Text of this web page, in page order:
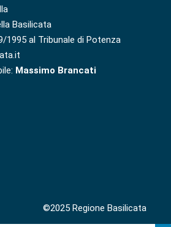
Basilicata
1995 al Tribunale di Potenza
Massimo Brancati
©2025 Regione Basilicata